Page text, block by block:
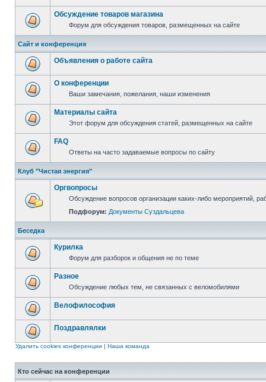
Обсуждение товаров магазина
Форум для обсуждения товаров, размещенных на сайте
Сайт и конференция
Объявления о работе сайта
О конференции
Ваши замечания, пожелания, наши изменения
Материалы сайта
Этот форум для обсуждения статей, размещенных на сайте
FAQ
Ответы на часто задаваемые вопросы по сайту
Клуб "Чистая энергия"
Оргвопросы
Обсуждение вопросов организации каких-либо мероприятий,
Подфорум: Документы Суздальцева
Беседка
Курилка
Форум для разборок и общения не по теме
Разное
Обсуждение любых тем, не связанных с веломобилями
Велофилософия
Поздравлялки
Удалить cookies конференции | Наша команда
Кто сейчас на конференции